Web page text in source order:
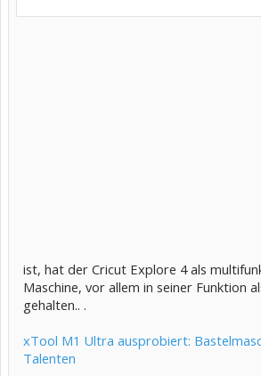
ist, hat der Cricut Explore 4 als
Maschine, vor allem in seiner Funktion
gehalten.. .
xTool M1 Ultra ausprobiert:
Talenten